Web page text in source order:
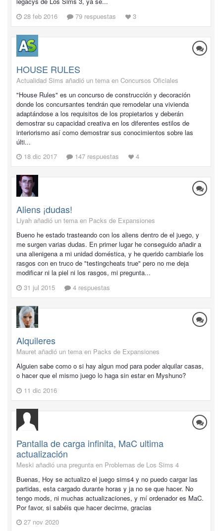
28 feb 2016
79 respuestas 3
HOUSE RULES
Actualidad Sims añadió un tema en Concursos Oficiales
"House Rules" es un concurso de construcción y decoración
donde los concursantes tendrán que remodelar una vivienda
adaptándose a los requisitos de los propietarios y deberán
demostrar su capacidad creativa en los diferentes estilos de
interiorismo así como demostrar sus conocimientos sobre las
últi...
18 dic 2017
147 respuestas 4
Aliens ¡dudas!
Liyah añadió un tema en Packs de Expansiones
Bueno he estado trasteando con los aliens dentro de el juego, y
me surgen varias dudas. En primer lugar he conseguido añadir a
una alienigena a mi unidad doméstica, y he querido cambiarle los
rasgos con en truco de "testingcheats true" pero no me deja
modificar ni la piel ni los rasgos, mi pregunta...
31 jul 2015
4 respuestas
Alquileres
Mauret añadió un tema en Packs de Expansiones
Alguien sabe como o si hay algun mod para poder alquilar casas,
o hacer que el mismo juego lo haga sin estar en Myshuno?
11 dic 2016
Pantalla de carga infinita, MaC ultima
actualización
Meski añadió una pregunta en Problemas de Los Sims 4
Buenas, Hoy se actualizo el juego sims4 y no puedo cargar las
partidas, esta cargado durante horas y ja no se que hacer. No
tengo mods, ni muchas actualizaciones, y mí ordenador es MaC.
Por favor, si sabéis que hacer decirme, gracias
27 nov 2020